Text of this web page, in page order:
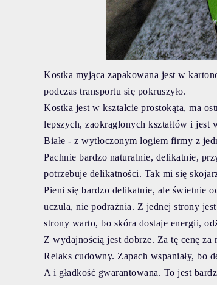
Kostka myjąca zapakowana jest w
podczas transportu się pokruszyło.
Kostka jest w kształcie prostokąta, ma
lepszych, zaokrąglonych kształtów i jest
Białe - z wytłoczonym logiem firmy z
Pachnie bardzo naturalnie, delikatnie,
potrzebuje delikatności. Tak mi się
Pieni się bardzo delikatnie, ale świetnie
uczula, nie podrażnia. Z jednej strony
strony warto, bo skóra dostaje energii,
Z wydajnością jest dobrze. Za tę cenę
Relaks cudowny. Zapach wspaniały, bo
A i gładkość gwarantowana. To jest